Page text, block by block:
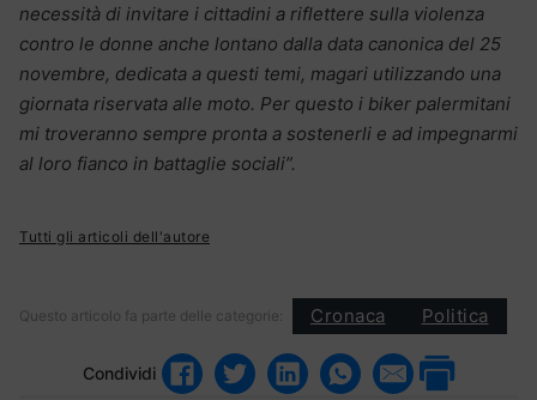
necessità di invitare i cittadini a riflettere sulla violenza
contro le donne anche lontano dalla data canonica del 25
novembre, dedicata a questi temi, magari utilizzando una
giornata riservata alle moto. Per questo i biker palermitani
mi troveranno sempre pronta a sostenerli e ad impegnarmi
al loro fianco in battaglie sociali”.
Tutti gli articoli dell'autore
Questo articolo fa parte delle categorie: Cronaca Politica
Condividi